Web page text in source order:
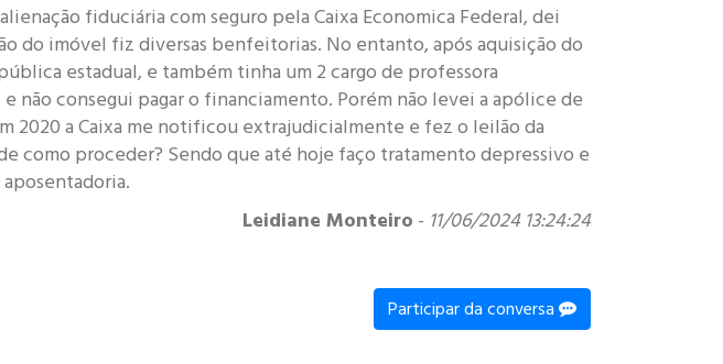
fiduciária com seguro pela Caixa Economica Federal, dei
do imóvel fiz diversas benfeitorias. No entanto, após aquisição do
estadual, e também tinha um 2 cargo de professora
não consegui pagar o financiamento. Porém não levei a apólice de
2020 a Caixa me notificou extrajudicialmente e fez o leilão da
como proceder? Sendo que até hoje faço tratamento depressivo e
Leidiane Monteiro - 11/06/2024 13:24:24
Participar da conversa